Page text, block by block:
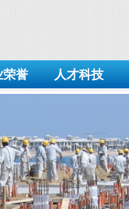
荣誉 人才科技